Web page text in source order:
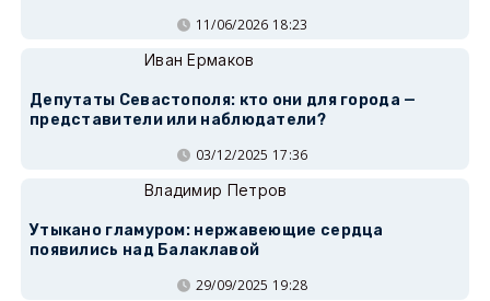
11/06/2026 18:23
Иван Ермаков
Депутаты Севастополя: кто они для города —
представители или наблюдатели?
03/12/2025 17:36
Владимир Петров
Утыкано гламуром: нержавеющие сердца
появились над Балаклавой
29/09/2025 19:28